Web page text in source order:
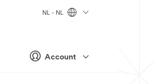
Account
NL - NL